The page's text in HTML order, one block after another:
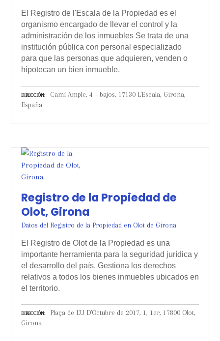
El Registro de l'Escala de la Propiedad es el
organismo encargado de llevar el control y la
administración de los inmuebles Se trata de una
institución pública con personal especializado
para que las personas que adquieren, venden o
hipotecan un bien inmueble.
DIRECCIÓN
Camí Ample, 4 – bajos, 17130 L'Escala, Girona,
España
Registro de la Propiedad de
Olot, Girona
Datos del Registro de la Propiedad en Olot de Girona
El Registro de Olot de la Propiedad es una
importante herramienta para la seguridad jurídica y
el desarrollo del país. Gestiona los derechos
relativos a todos los bienes inmuebles ubicados en
el territorio.
DIRECCIÓN
Plaça de L'U D'Octubre de 2017, 1, 1er, 17800 Olot,
Girona